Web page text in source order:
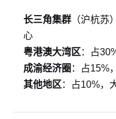
长三角集群 （沪杭苏
心
粤港澳大湾区：占
成渝经济圈 ：占15%
其他地区：占10%，